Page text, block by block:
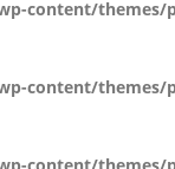
content/
content/